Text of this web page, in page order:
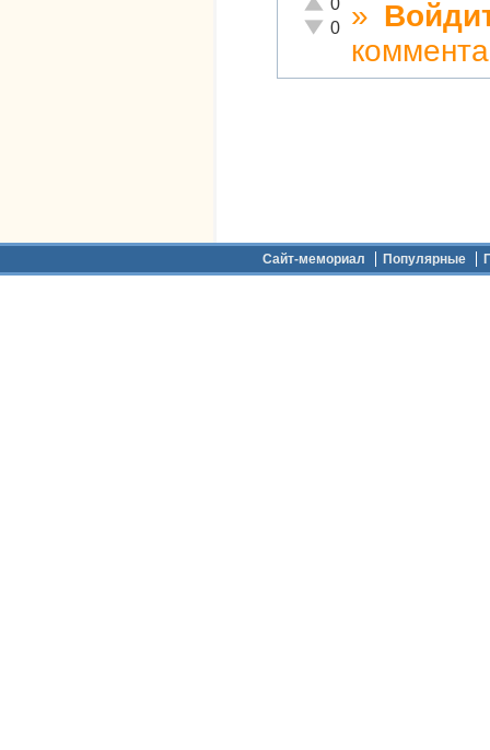
0
Неадекватно!
0 »
Сайт-мемориал Популярные